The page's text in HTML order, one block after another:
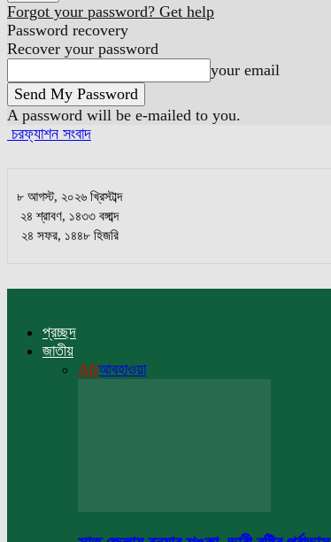
Forgot your password? Get help
Password recovery
Recover your password
your email
A password will be e-mailed to you.
চরফ্যাশন সংবাদ
৮ আগস্ট, ২০২৬ খ্রিস্টাব্দ
২৪ শ্রাবণ, ১৪৩৩ বঙ্গাব্দ
২৪ সফর, ১৪৪৮ হিজরি
প্রচ্ছদ
জাতীয়
Allআবহাওয়া